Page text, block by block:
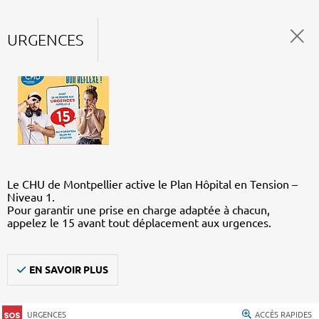
URGENCES
Le CHU de Montpellier active le Plan Hôpital en Tension –
Niveau 1.
Pour garantir une prise en charge adaptée à chacun,
appelez le 15 avant tout déplacement aux urgences.
EN SAVOIR PLUS
URGENCES ACCÈS RAPIDES